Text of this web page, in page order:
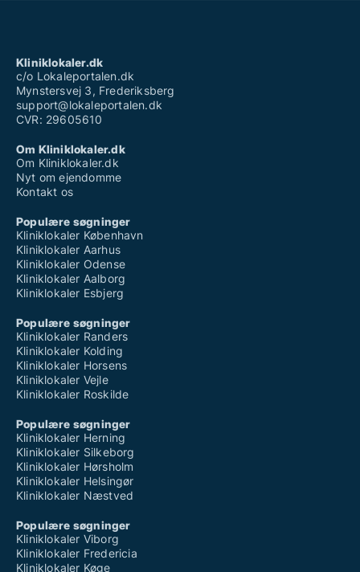
Kliniklokaler.dk
c/o Lokaleportalen.dk
Mynstersvej 3, Frederiksberg
support@lokaleportalen.dk
CVR: 29605610
Om Kliniklokaler.dk
Om Kliniklokaler.dk
Nyt om ejendomme
Kontakt os
Populære søgninger
Kliniklokaler København
Kliniklokaler Aarhus
Kliniklokaler Odense
Kliniklokaler Aalborg
Kliniklokaler Esbjerg
Populære søgninger
Kliniklokaler Randers
Kliniklokaler Kolding
Kliniklokaler Horsens
Kliniklokaler Vejle
Kliniklokaler Roskilde
Populære søgninger
Kliniklokaler Herning
Kliniklokaler Silkeborg
Kliniklokaler Hørsholm
Kliniklokaler Helsingør
Kliniklokaler Næstved
Populære søgninger
Kliniklokaler Viborg
Kliniklokaler Fredericia
Kliniklokaler Køge